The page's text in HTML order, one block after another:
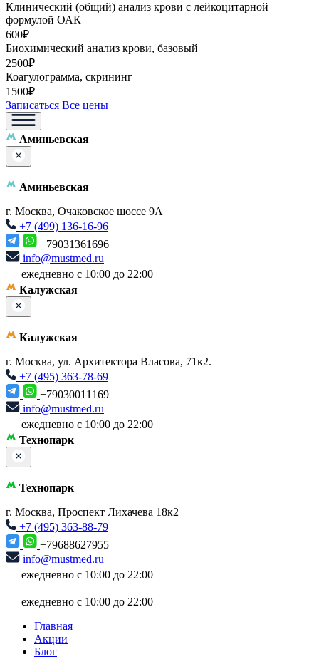
Клинический (общий) анализ крови с лейкоцитарной
формулой ОАК
600₽
Биохимический анализ крови, базовый
2500₽
Коагулограмма, скрининг
1500₽
Записаться Все цены
Аминьевская
Аминьевская
г. Москва, Очаковское шоссе 9А
+7 (499) 136-16-96
+79031361696
info@mustmed.ru
ежедневно с 10:00 до 22:00
Калужская
Калужская
г. Москва, ул. Архитектора Власова, 71к2.
+7 (495) 363-78-69
+79030011169
info@mustmed.ru
ежедневно с 10:00 до 22:00
Технопарк
Технопарк
г. Москва, Проспект Лихачева 18к2
+7 (495) 363-88-79
+79688627955
info@mustmed.ru
ежедневно с 10:00 до 22:00
ежедневно с 10:00 до 22:00
Главная
Акции
Блог